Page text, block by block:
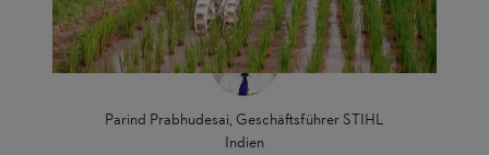
Parind Prabhudesai, Geschäftsführer STIHL
Indien